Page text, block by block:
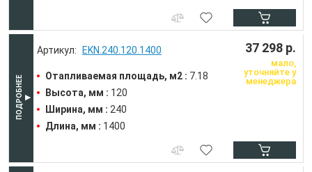
EKN.240.120.1400
Отапливаемая площадь, м2 : 7.18
Высота, мм : 120
Ширина, мм : 240
Длина, мм : 1400
37 298 р.
мало,
уточняйте у
менеджера